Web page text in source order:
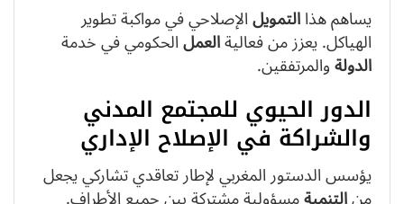
يساهم هذاالتمويلالإصلاحي في مواكبة تطوير
الهياكل. يعزز من فعاليةالعملالحكومي في خدمة
الدولةوالمرتفقين.
الدور الحيوي للمجتمع المدني
والشراكة في الإصلاح الإداري
يؤسس الدستور المغربي لإطار تعاقدي تشاركي يجعل